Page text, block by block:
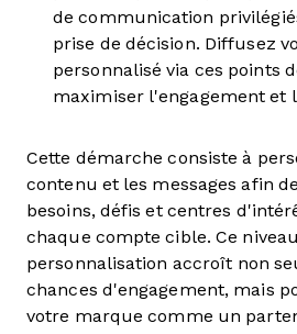
de communication
prise de décision. Diffusez
personnalisé via ces points
maximiser l'engagement et
Cette démarche consiste à
contenu et les messages afin
besoins, défis et centres
chaque compte cible. Ce
personnalisation accroît non
chances d'engagement, mais
votre marque comme un